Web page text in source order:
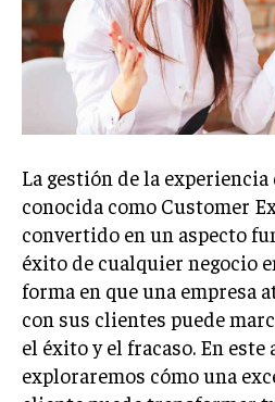
exclusive articlesthat let you
Your Profile
NEWS LIFESTYLE
La gestión de la
conocida como Customer
convertido en un aspecto
éxito de cualquier negocio
forma en que una empresa
con sus clientes puede
el éxito y el fracaso. En
exploraremos cómo una